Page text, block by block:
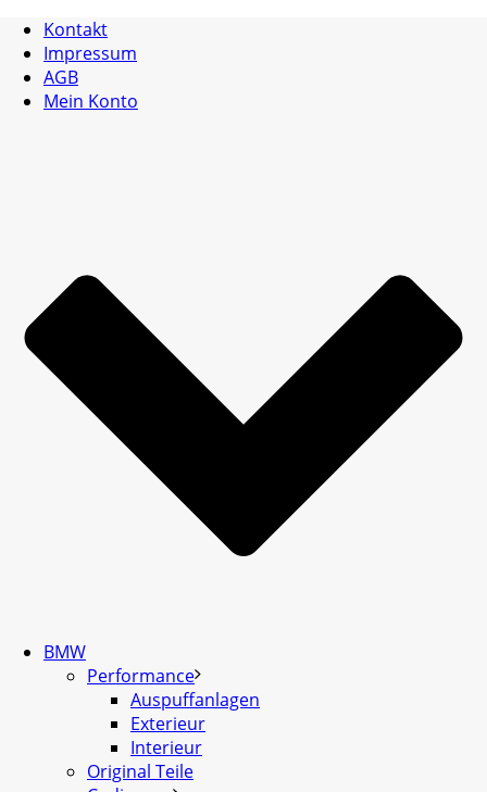
Kontakt
Impressum
AGB
Mein Konto
BMW
Performance
Auspuffanlagen
Exterieur
Interieur
Original Teile